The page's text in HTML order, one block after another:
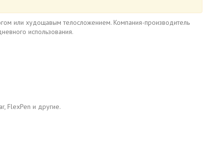
или худощавым телосложением. Компания-производитель
использования.
FlexPen и другие.